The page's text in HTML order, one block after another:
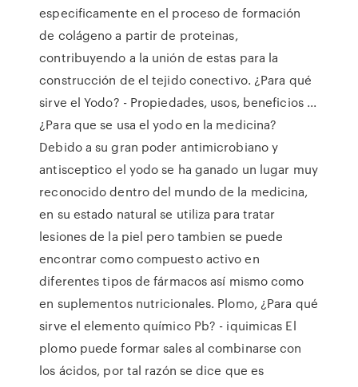
especificamente en el proceso de formación
de colágeno a partir de proteinas,
contribuyendo a la unión de estas para la
construcción de el tejido conectivo. ¿Para qué
sirve el Yodo? - Propiedades, usos, beneficios ...
¿Para que se usa el yodo en la medicina?
Debido a su gran poder antimicrobiano y
antisceptico el yodo se ha ganado un lugar muy
reconocido dentro del mundo de la medicina,
en su estado natural se utiliza para tratar
lesiones de la piel pero tambien se puede
encontrar como compuesto activo en
diferentes tipos de fármacos así mismo como
en suplementos nutricionales. Plomo, ¿Para qué
sirve el elemento químico Pb? - iquimicas El
plomo puede formar sales al combinarse con
los ácidos, por tal razón se dice que es